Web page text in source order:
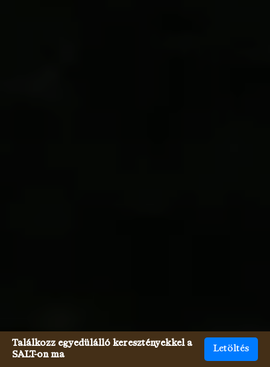
Találkozz egyedülálló keresztényekkel a
SALT-on ma
Letöltés